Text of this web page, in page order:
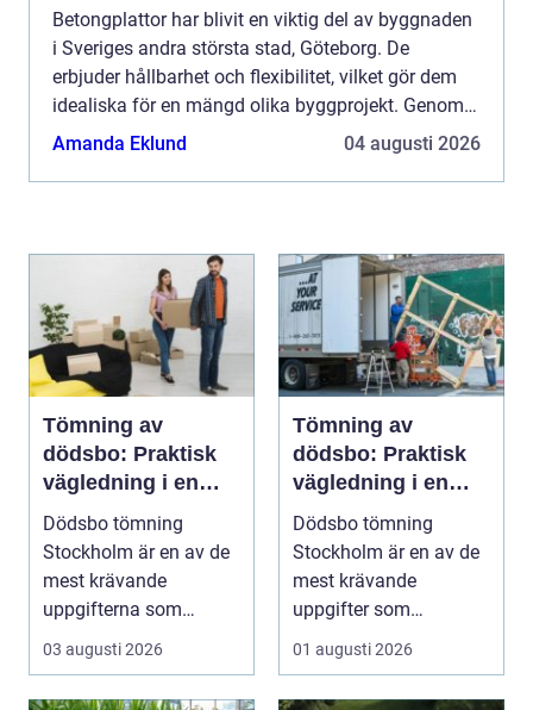
Betongplattor har blivit en viktig del av byggnaden
i Sveriges andra största stad, Göteborg. De
erbjuder hållbarhet och flexibilitet, vilket gör dem
idealiska för en mängd olika byggprojekt. Genom
ökad medvetenhet ...
Amanda Eklund 04 augusti 2026
Tömning av
dödsbo: Praktisk
vägledning i en
svår tid
Dödsbo tömning
Stockholm är en av de
mest krävande
uppgifterna som
många f...
03 augusti 2026
Tömning av
dödsbo: Praktisk
vägledning i en
känslig situation
Dödsbo tömning
Stockholm är en av de
mest krävande
uppgifter som
närst&arin...
01 augusti 2026